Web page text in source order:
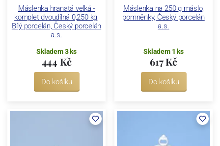
Máslenka hranatá velká -
komplet dvoudílná 0,250 kg,
Bílý porcelán, Český porcelán
a.s.
Skladem 3 ks
444 Kč
Do košíku
Máslenka na 250 g máslo,
pomněnky, Český porcelán
a.s.
Skladem 1 ks
617 Kč
Do košíku